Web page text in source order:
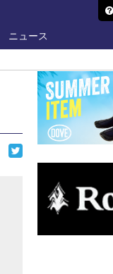
ニュース